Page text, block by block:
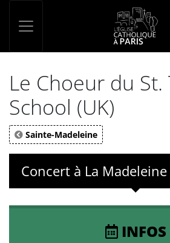
Le Choeur du St.
School (UK)
Sainte-Madeleine
Concert à La Madeleine
INFOS
Panneau de gestion des cookies